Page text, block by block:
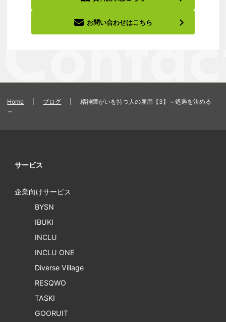
お問い合わせはこちら
Home ブログ
精神障がいを持つ人の雇用【3】～処遇を決める
～
サービス
企業向けサービス
BYSN
IBUKI
INCLU
INCLU ONE
Diverse Village
RESQWO
TASKI
GOORUIT